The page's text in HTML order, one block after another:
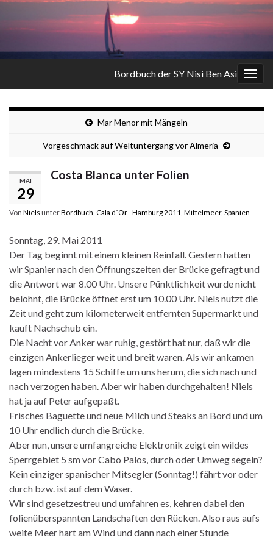
Bordbuch der SY Nisi Ben Asi
Mar Menor mit Mängeln
Vorgeschmack auf Weltuntergang vor Almeria
MAI
29
Costa Blanca unter Folien
Von Niels unterBordbuch Cala d´Or - Hamburg 2011 Mittelmeer, Spanien
Sonntag, 29. Mai 2011
Der Tag beginnt mit einem kleinen Reinfall. Gestern hatten
wir Spanier nach den Öffnungszeiten der Brücke gefragt und
die Antwort war 8.00 Uhr. Unsere Pünktlichkeit wurde nicht
belohnt, die Brücke öffnet erst um 10.00 Uhr. Niels nutzt die
Zeit und geht zum kilometerweit entfernten Supermarkt und
kauft Nachschub ein.
Die Nacht vor Anker war ruhig, gestört hat nur, daß wir die
einzigen Ankerlieger weit und breit waren. Als wir ankamen
lagen mindestens 15 Schiffe um uns herum, die sich nach und
nach verzogen haben. Aber wir haben durchgehalten! Niels
hat ja auf Peter aufgepaßt.
Frisches Baguette und neue Milch und Steaks an Bord und um
10 Uhr endlich durch die Brücke.
Aber nun, unsere umfangreiche Elektronik zeigt ein wildes
Sperrgebiet 5 sm vor Cabo Palos, durch oder Umweg segeln?
Kein einziger spanischer Mitsegler (Sonntag!) fährt vor oder
durch bzw. ist auf dem Waser.
Wir sind gesetzestreu und umfahren es, kehren dabei den
folienüberspannten Landschaften den Rücken. Also raus aufs
weite Meer hart am Wind und dann nach einer Stunde